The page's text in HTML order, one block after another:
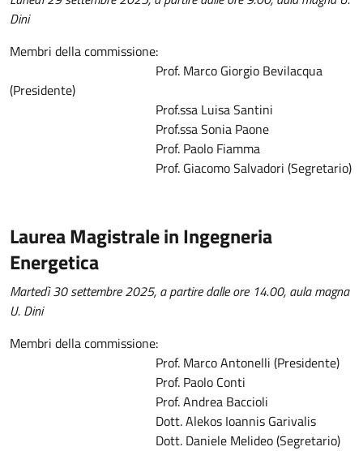
Dini
Membri della commissione:
Prof. Marco Giorgio Bevilacqua
(Presidente)
Prof.ssa Luisa Santini
Prof.ssa Sonia Paone
Prof. Paolo Fiamma
Prof. Giacomo Salvadori (Segretario)
Laurea Magistrale in Ingegneria
Energetica
Martedì 30 settembre 2025, a partire dalle ore 14.00, aula magna
U. Dini
Membri della commissione:
Prof. Marco Antonelli (Presidente)
Prof. Paolo Conti
Prof. Andrea Baccioli
Dott. Alekos Ioannis Garivalis
Dott. Daniele Melideo (Segretario)